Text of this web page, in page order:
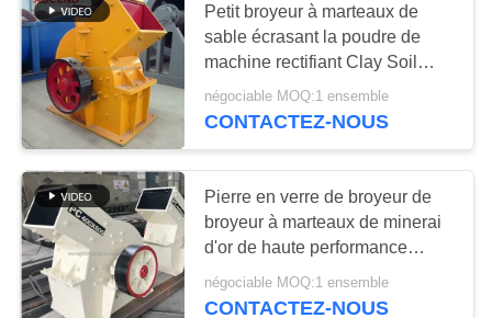
DEMANDEZ
UNE
CITATION
PLAN
DU
SITE
POLITIQUE
broyeur de broyeur
à marteaux
49
Petit broyeur à marteaux de
sable écrasant la poudre de
machine rectifiant Clay Soil
Hammer Crusher Price
négociable MOQ:1 ensemble
CONTACTEZ-NOUS
Pierre en verre de broyeur de
broyeur à marteaux de minerai
d'or de haute performance
extrayant écrasant l'équipement
négociable MOQ:1 ensemble
CONTACTEZ-NOUS